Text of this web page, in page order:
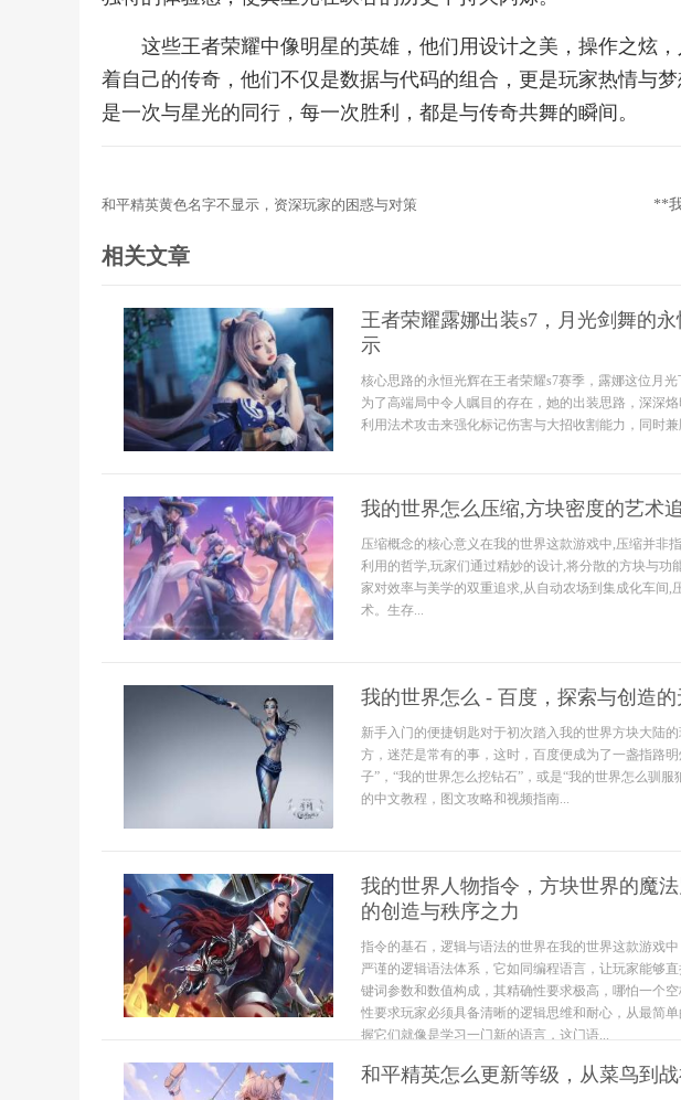
这些王者荣耀中像明星的英雄，他们用设计之美，操作之炫
着自己的传奇，他们不仅是数据与代码的组合，更是玩家热情与
是一次与星光的同行，每一次胜利，都是与传奇共舞的瞬间。
和平精英黄色名字不显示，资深玩家的困惑与对策 **
相关文章
王者荣耀露娜出装s7，月光剑舞的
示
核心思路的永恒光辉在王者荣耀s7赛季，露娜这位月
为了高端局中令人瞩目的存在，她的出装思路，深深
利用法术攻击来强化标记伤害与大招收割能力，同时
我的世界怎么压缩,方块密度的艺术
压缩概念的核心意义在我的世界这款游戏中,压缩并非
利用的哲学,玩家们通过精妙的设计,将分散的方块与
家对效率与美学的双重追求,从自动农场到集成化车间,
术。生存...
我的世界怎么 - 百度，探索与创造
新手入门的便捷钥匙对于初次踏入我的世界方块大陆
方，迷茫是常有的事，这时，百度便成为了一盏指路
子”，“我的世界怎么挖钻石”，或是“我的世界怎么驯
的中文教程，图文攻略和视频指南...
我的世界人物指令，方块世界的魔
的创造与秩序之力
指令的基石，逻辑与语法的世界在我的世界这款游戏
严谨的逻辑语法体系，它如同编程语言，让玩家能够
键词参数和数值构成，其精确性要求极高，哪怕一个
性要求玩家必须具备清晰的逻辑思维和耐心，从最简
握它们就像是学习一门新的语言，这门语...
和平精英怎么更新等级，从菜鸟到